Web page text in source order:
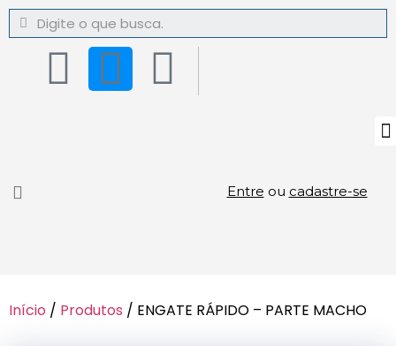
Entre ou cadastre-se
Início / Produtos / ENGATE RÁPIDO – PARTE MACHO